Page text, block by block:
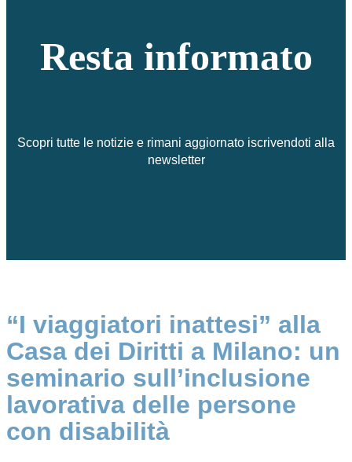
Resta informato
Scopri tutte le notizie e rimani aggiornato iscrivendoti alla
newsletter
“I viaggiatori inattesi” alla
Casa dei Diritti a Milano: un
seminario sull’inclusione
lavorativa delle persone
con disabilità